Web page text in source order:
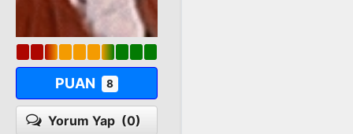
PUAN 8
Yorum Yap (0)